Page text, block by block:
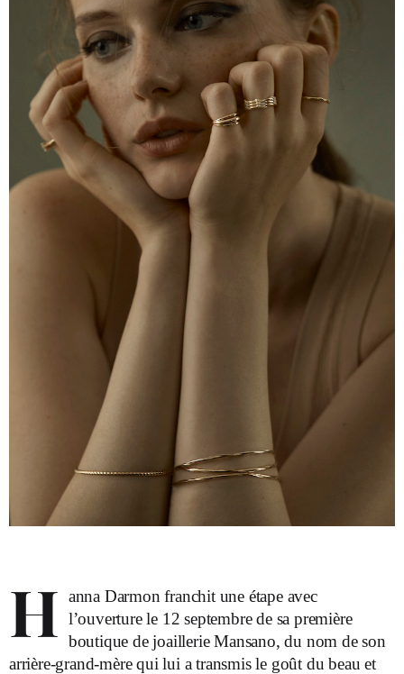
H anna Darmon franchit une étape avec
l’ouverture le 12 septembre de sa première
boutique de joaillerie Mansano, du nom de son
arrière-grand-mère qui lui a transmis le goût du beau et